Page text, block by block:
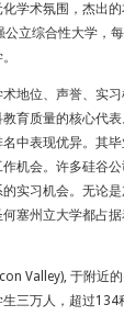
学术氛围，杰出
公立综合性大学，
地位、声誉、实
育质量的核心代
中表现优异。其
机会。许多硅谷
实习机会。无论是
塞州立大学都占
Valley), 于附近
三万人，超过134